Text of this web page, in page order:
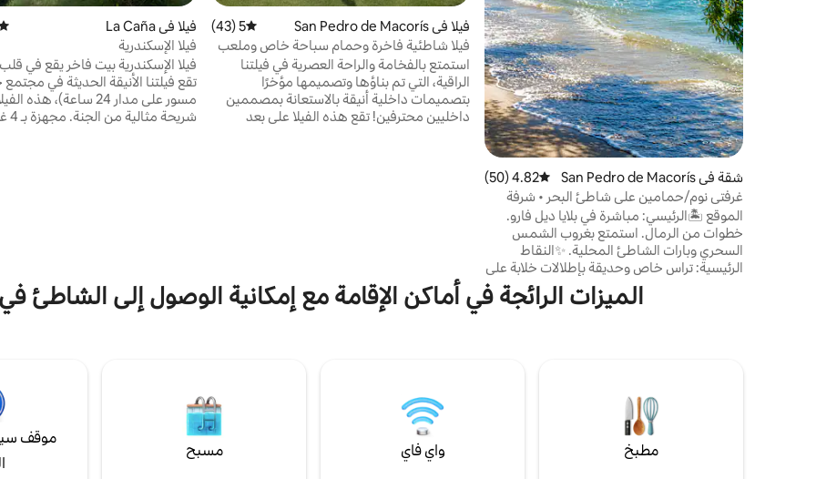
شقة في San Pedro de Macorís متوسط التقييم 4.82 من 5، 50 مراجعات
4.82 (50)
غرفتي نوم/حمامين على شاطئ البحر • شرفة
غروب الشمس • موقف سيارات
الموقع 🏝️الرئيسي: مباشرة في بلايا ديل فارو.
خطوات من الرمال. استمتع بغروب الشمس
السحري وبارات الشاطئ المحلية. ✨النقاط
الرئيسية: تراس خاص وحديقة بإطلالات خلابة على
البحر – واحتك الخاصة على شاطئ البحر. 🌿راحة
كاملة: غرفتا نوم مكيفتان مع حمامات داخلية
📍آمنة ومركزية موقف سيارات مجاني وكاميرات
فيلا في San Pedro de Macorís متوسط التقييم 5 من 5، 43 مراجعات
5 (43)
فيلا شاطئية فاخرة وحمام سباحة خاص وملعب
جولف!
استمتع بالفخامة والراحة العصرية في فيلتنا
الراقية، التي تم بناؤها وتصميمها مؤخرًا
بتصميمات داخلية أنيقة بالاستعانة بمصممين
داخليين محترفين! تقع هذه الفيلا على بعد
فيلا في La Caña
فيلا الإسكندرية
فيلا الإسكندرية بيت فاخر يقع في قلب
تقع فيلتنا الأنيقة الحديثة في
مسور على مدار 24 ساعة)، هذه
الميزات الرائجة في أماكن الإقامة مع إمكانية الوصول إلى
مطبخ واي فاي مسبح
موقف